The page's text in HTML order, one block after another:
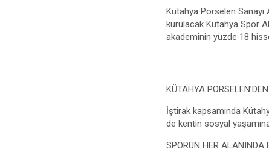
Kütahya Porselen Sanayi
kurulacak Kütahya Spor
akademinin yüzde 18
KÜTAHYA
İştirak kapsamında
de kentin sosyal
SPORUN HER ALANINDA